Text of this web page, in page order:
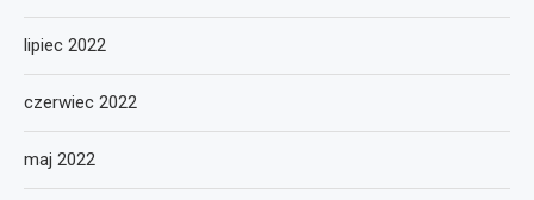
lipiec 2022
czerwiec 2022
maj 2022